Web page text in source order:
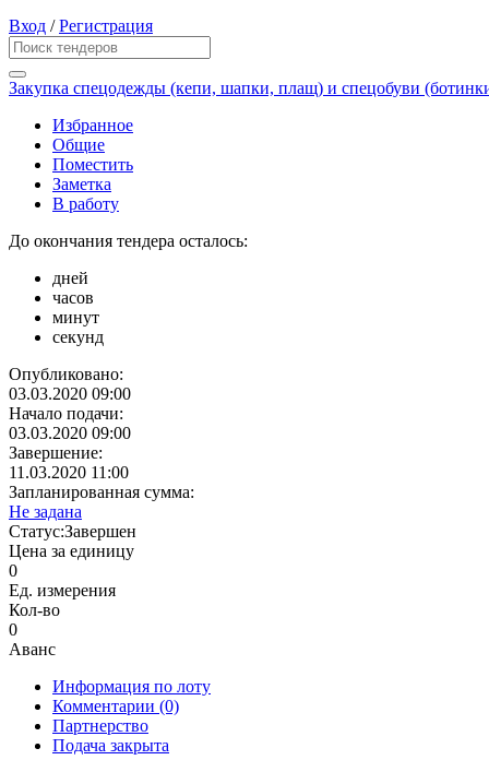
Вход /Регистрация
Закупка спецодежды (кепи, шапки, плащ) и спецобуви
Избранное
Общие
Поместить
Заметка
В работу
До окончания тендера осталось:
дней
часов
минут
секунд
Опубликовано:
03.03.2020 09:00
Начало подачи:
03.03.2020 09:00
Завершение:
11.03.2020 11:00
Запланированная сумма:
Не задана
Статус:Завершен
Цена за единицу
0
Ед. измерения
Кол-во
0
Аванс
Информация по лоту
Комментарии (0)
Партнерство
Подача закрыта